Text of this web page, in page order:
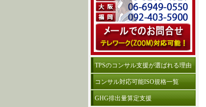
TPSのコンサル支援が選ばれる理由
コンサル対応可能ISO規格一覧
GHG排出量算定支援